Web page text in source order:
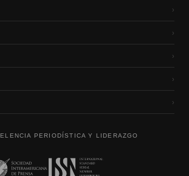
›
›
›
›
›
PERIODÍSTICA Y LIDERAZGO